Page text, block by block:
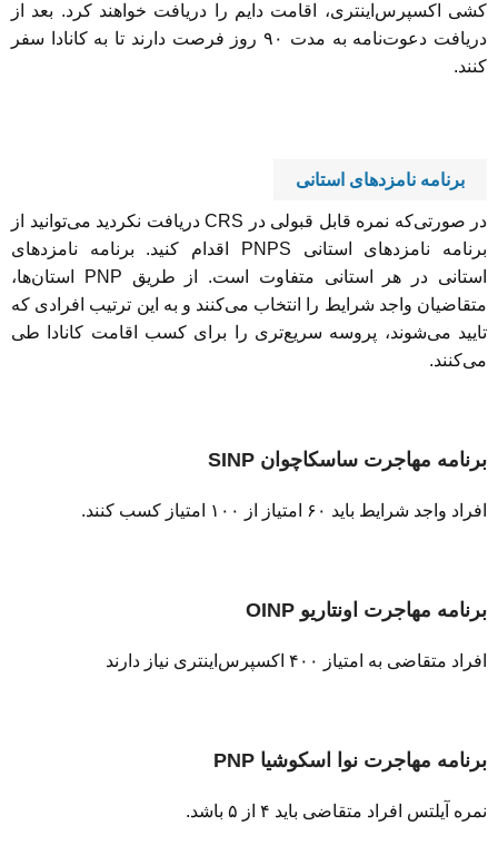
کشی اکسپرس‌اینتری، اقامت دایم را دریافت خواهند کرد. بعد از
دریافت دعوت‌نامه به مدت ۹۰ روز فرصت دارند تا به کانادا سفر
کنند.
برنامه نامزدهای استانی
در صورتی‌که نمره قابل قبولی در CRS دریافت نکردید می‌توانید از
برنامه نامزدهای استانی PNPS اقدام کنید. برنامه نامزدهای
استانی در هر استانی متفاوت است. از طریق PNP استان‌ها،
متقاضیان واجد شرایط را انتخاب می‌کنند و به این ترتیب افرادی که
تایید می‌شوند، پروسه سریع‌تری را برای کسب اقامت کانادا طی
می‌کنند.
برنامه مهاجرت ساسکاچوان SINP
افراد واجد شرایط باید ۶۰ امتیاز از ۱۰۰ امتیاز کسب کنند.
برنامه مهاجرت اونتاریو OINP
افراد متقاضی به امتیاز ۴۰۰ اکسپرس‌اینتری نیاز دارند
برنامه مهاجرت نوا اسکوشیا PNP
نمره آیلتس افراد متقاضی باید ۴ از ۵ باشد.